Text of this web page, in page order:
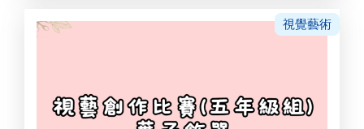
視覺藝術